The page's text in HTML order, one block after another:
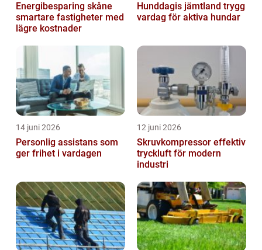
Energibesparing skåne
smartare fastigheter med
lägre kostnader
Hunddagis jämtland trygg
vardag för aktiva hundar
14 juni 2026
Personlig assistans som
ger frihet i vardagen
12 juni 2026
Skruvkompressor effektiv
tryckluft för modern
industri